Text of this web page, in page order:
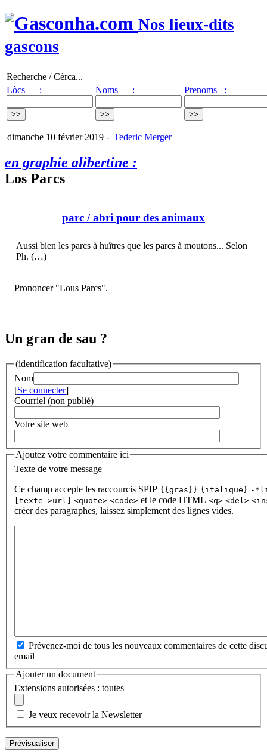
Nos lieux-dits
gascons
Recherche / Cèrca...
Lòcs :
Noms : Prenoms :
dimanche 10 février 2019 - Tederic Merger
en graphie alibertine :
Los Parcs
parc / abri pour des animaux
Aussi bien les parcs à huîtres que les parcs à moutons... Selon
Ph. (…)
Prononcer "Lous Parcs".
Un gran de sau ?
(identification facultative)
Nom
[Se connecter]
Courriel (non publié)
Votre site web
Ajoutez votre commentaire ici
Texte de votre message
Ce champ accepte les raccourcis SPIP {{gras}} {italique} -
[texte->url] <quote> <code> et le code HTML <q> <del>
créer des paragraphes, laissez simplement des lignes vides.
Prévenez-moi de tous les nouveaux commentaires de cette
email
Ajouter un document
Extensions autorisées : toutes
Je veux recevoir la Newsletter